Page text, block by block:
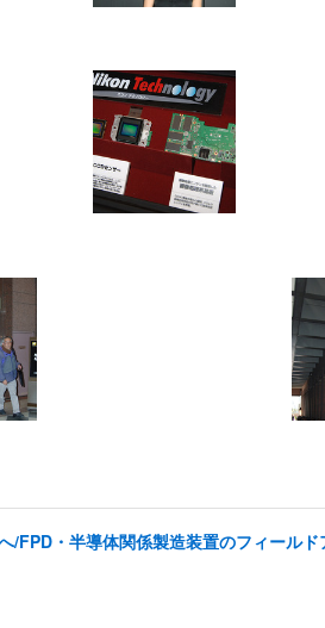
/FPD・半導体関係製造装置のフィール